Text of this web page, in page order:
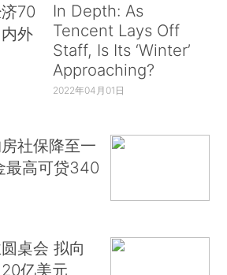
70
外
In Depth: As
Tencent Lays Off
Staff, Is Its ‘Winter’
Approaching?
2022年04月01日
社保降至一
最高可贷340
桌会 拟向
亿美元